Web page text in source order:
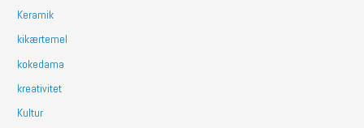
Keramik
kikærtemel
kokedama
kreativitet
Kultur